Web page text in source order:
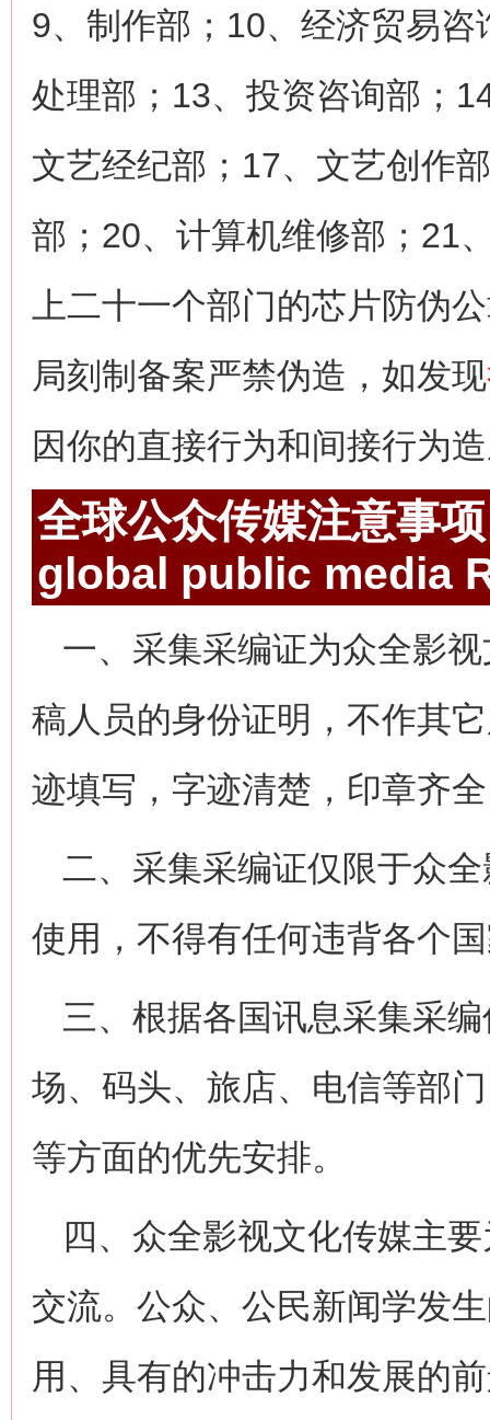
9、制作部；10、经济贸易
处理部；13、投资咨询部；
文艺经纪部；17、文艺创作
部；20、计算机维修部；21
上二十一个部门的芯片防伪
局刻制备案严禁伪造，如发现
因你的直接行为和间接行为
全球公众传媒注意事
global public media
一、采集采编证为众全影
稿人员的身份证明，不作其
迹填写，字迹清楚，印章齐
二、采集采编证仅限于众
使用，不得有任何违背各个
三、根据各国讯息采集采
场、码头、旅店、电信等部
等方面的优先安排。
四、众全影视文化传媒主
交流。公众、公民新闻学发
用、具有的冲击力和发展的